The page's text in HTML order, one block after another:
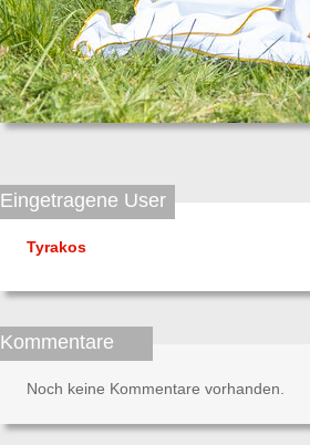
Eingetragene User
Tyrakos
Kommentare
Noch keine Kommentare vorhanden.